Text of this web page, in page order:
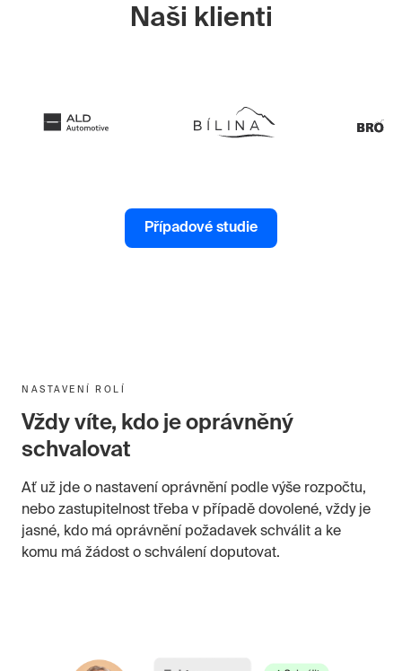
Naši klienti
Případové studie
NASTAVENÍ ROLÍ
Vždy víte, kdo je oprávněný
schvalovat
Ať už jde o nastavení oprávnění podle výše rozpočtu,
nebo zastupitelnost třeba v případě dovolené, vždy je
jasné, kdo má oprávnění požadavek schválit a ke
komu má žádost o schválení doputovat.